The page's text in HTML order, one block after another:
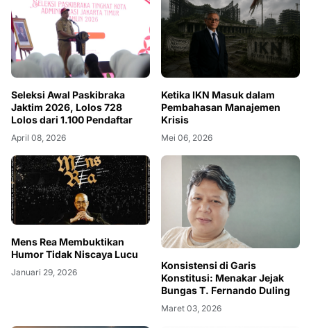
Seleksi Awal Paskibraka
Jaktim 2026, Lolos 728
Lolos dari 1.100 Pendaftar
April 08, 2026
Ketika IKN Masuk dalam
Pembahasan Manajemen
Krisis
Mei 06, 2026
Mens Rea Membuktikan
Humor Tidak Niscaya Lucu
Januari 29, 2026
Konsistensi di Garis
Konstitusi: Menakar Jejak
Bungas T. Fernando Duling
Maret 03, 2026